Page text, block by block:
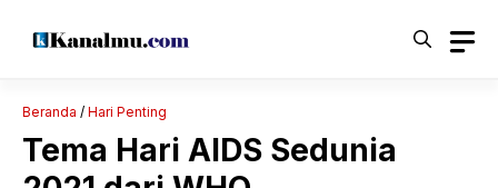
Beranda / Hari Penting
Tema Hari AIDS Sedunia